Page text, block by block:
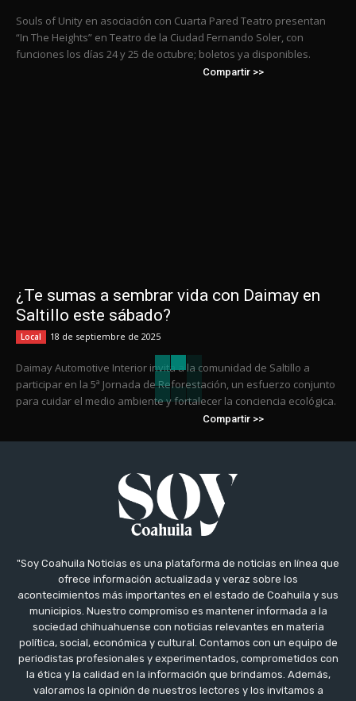
Souls of Unity en asociación con Cuarta Pared Teatro presentan
“In The Heights” en Teatro de la Ciudad Fernando Soler, con
funciones los días 24 y 25 de octubre; boletos ya disponibles.
Compartir >>
¿Te sumas a sembrar vida con Daimay en
Saltillo este sábado?
Local 18 de septiembre de 2025
Daimay Automotive Interior invita a la comunidad de Saltillo a
participar en la 5ª Jornada de Reforestación, un esfuerzo conjunto
para cuidar el medio ambiente y fortalecer la conciencia ecológica.
Compartir >>
"Soy Coahuila Noticias es una plataforma de noticias en línea que
ofrece información actualizada y veraz sobre los
acontecimientos más importantes en el estado de Coahuila y sus
municipios. Nuestro compromiso es mantener informada a la
sociedad chihuahuense con noticias relevantes en materia
política, social, económica y cultural. Contamos con un equipo de
periodistas profesionales y experimentados, comprometidos con
la ética y la calidad en la información que brindamos. Además,
valoramos la opinión de nuestros lectores y los invitamos a